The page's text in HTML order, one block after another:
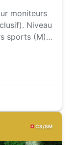
à l’arc)
moniteurs
Niveau
sports (M).
CS/SM